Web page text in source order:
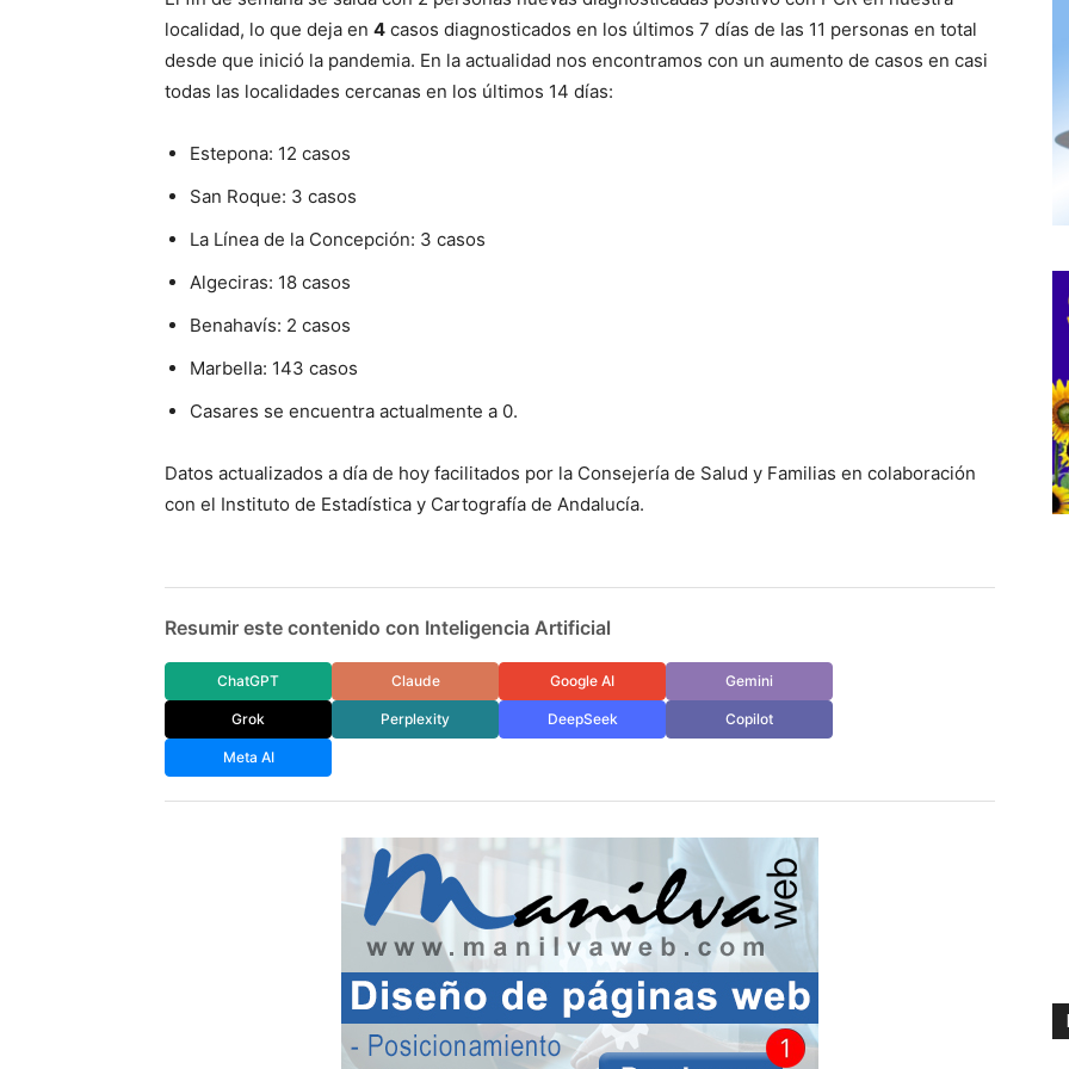
localidad, lo que deja en 4 casos diagnosticados en los últimos 7 días de las 11 personas en total
desde que inició la pandemia. En la actualidad nos encontramos con un aumento de casos en casi
todas las localidades cercanas en los últimos 14 días:
Estepona: 12 casos
San Roque: 3 casos
La Línea de la Concepción: 3 casos
Algeciras: 18 casos
Benahavís: 2 casos
Marbella: 143 casos
Casares se encuentra actualmente a 0.
Datos actualizados a día de hoy facilitados por la Consejería de Salud y Familias en colaboración
con el Instituto de Estadística y Cartografía de Andalucía.
Resumir este contenido con Inteligencia Artificial
ChatGPT Claude Google AI Gemini
Grok Perplexity DeepSeek Copilot
Meta AI